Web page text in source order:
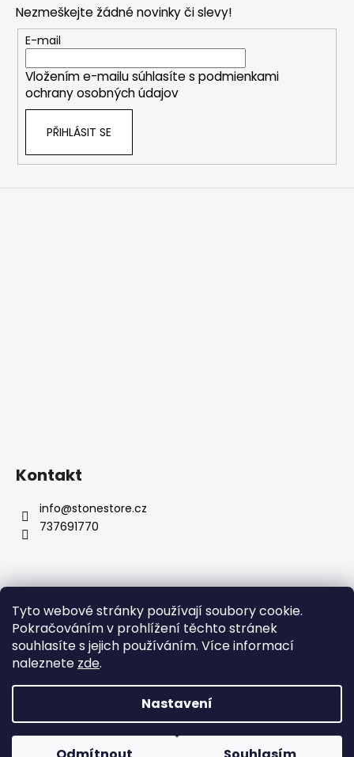
Tyto webové stránky používají soubory cookie.
Pokračováním v prohlížení těchto stránek
souhlasíte s jejich používáním. Více informací
naleznete zde.
Nastavení
Nezmeškejte žádné novinky či slevy!
E-mail
Vložením e-mailu súhlasíte s podmienkami
ochrany osobných údajov
PŘIHLÁSIT SE
Kontakt
info@stonestore.cz
737691770
Obchodní podmínky Podmínky ochrany osobních údajů
Velkoobchod
Kontakty
Copyright 2026STONESTORE. Všechna práva vyhrazena.